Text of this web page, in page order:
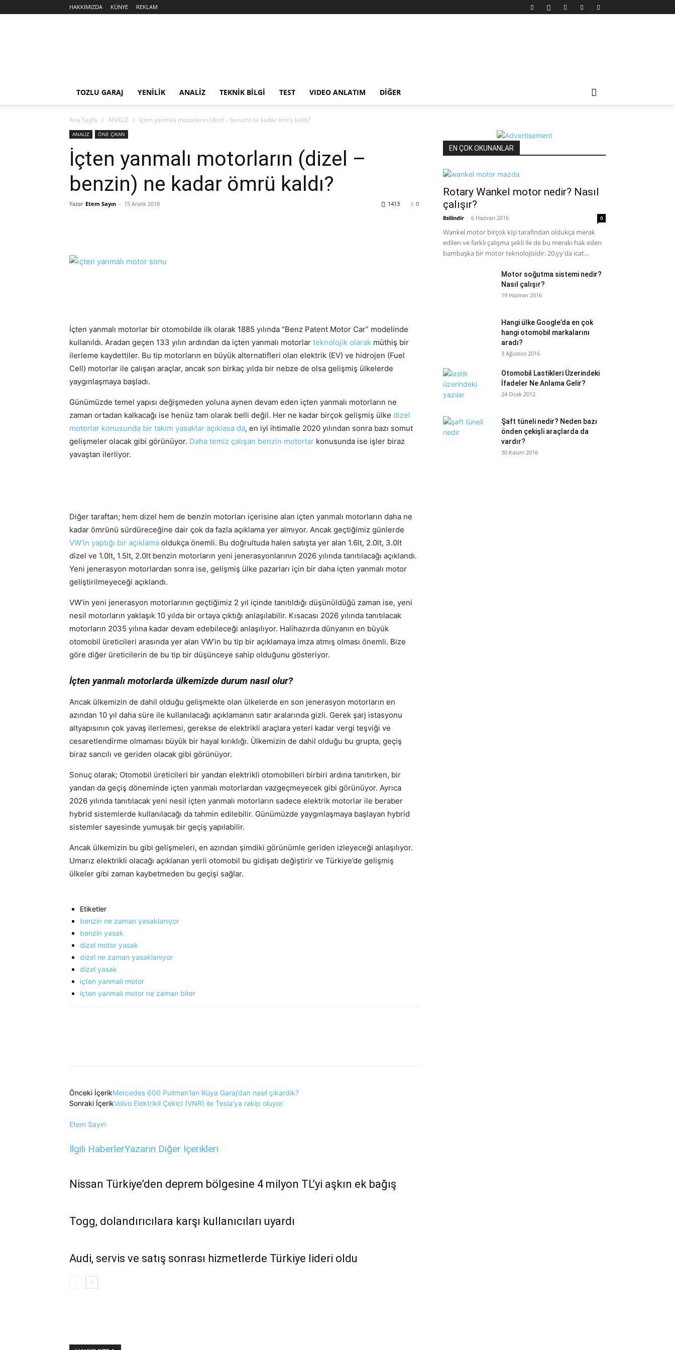
HAKKIMIZDA KÜNYE REKLAM
TOZLU GARAJ YENİLİK ANALİZ TEKNİK BİLGİ TEST VIDEO ANLATIM DİĞER
Ana Sayfa ANALİZ İçten yanmalı motorların (dizel – benzin) ne kadar ömrü kaldı?
ANALİZ ÖNE ÇIKAN
İçten yanmalı motorların (dizel –
benzin) ne kadar ömrü kaldı?
Yazar Etem Sayın - 15 Aralık 2018 0
1413
İçten yanmalı motorlar bir otomobilde ilk olarak 1885 yılında “Benz Patent Motor Car” modelinde
kullanıldı. Aradan geçen 133 yılın ardından da içten yanmalı motorlar teknolojik olarak müthiş bir
ilerleme kaydettiler. Bu tip motorların en büyük alternatifleri olan elektrik (EV) ve hidrojen (Fuel
Cell) motorlar ile çalışan araçlar, ancak son birkaç yılda bir nebze de olsa gelişmiş ülkelerde
yaygınlaşmaya başladı.
Günümüzde temel yapısı değişmeden yoluna aynen devam eden içten yanmalı motorların ne
zaman ortadan kalkacağı ise henüz tam olarak belli değil. Her ne kadar birçok gelişmiş ülke dizel
motorlar konusunda bir takım yasaklar açıklasa da, en iyi ihtimalle 2020 yılından sonra bazı somut
gelişmeler olacak gibi görünüyor. Daha temiz çalışan benzin motorlar konusunda ise işler biraz
yavaştan ilerliyor.
Diğer taraftan; hem dizel hem de benzin motorları içerisine alan içten yanmalı motorların daha ne
kadar ömrünü sürdüreceğine dair çok da fazla açıklama yer almıyor. Ancak geçtiğimiz günlerde
VW’in yaptığı bir açıklama oldukça önemli. Bu doğrultuda halen satışta yer alan 1.6lt, 2.0lt, 3.0lt
dizel ve 1.0lt, 1.5lt, 2.0lt benzin motorların yeni jenerasyonlarının 2026 yılında tanıtılacağı açıklandı.
Yeni jenerasyon motorlardan sonra ise, gelişmiş ülke pazarları için bir daha içten yanmalı motor
geliştirilmeyeceği açıklandı.
VW’in yeni jenerasyon motorlarının geçtiğimiz 2 yıl içinde tanıtıldığı düşünüldüğü zaman ise, yeni
nesil motorların yaklaşık 10 yılda bir ortaya çıktığı anlaşılabilir. Kısacası 2026 yılında tanıtılacak
motorların 2035 yılına kadar devam edebileceği anlaşılıyor. Halihazırda dünyanın en büyük
otomobil üreticileri arasında yer alan VW’in bu tip bir açıklamaya imza atmış olması önemli. Bize
göre diğer üreticilerin de bu tip bir düşünceye sahip olduğunu gösteriyor.
İçten yanmalı motorlarda ülkemizde durum nasıl olur?
Ancak ülkemizin de dahil olduğu gelişmekte olan ülkelerde en son jenerasyon motorların en
azından 10 yıl daha süre ile kullanılacağı açıklamanın satır aralarında gizli. Gerek şarj istasyonu
altyapısının çok yavaş ilerlemesi, gerekse de elektrikli araçlara yeteri kadar vergi teşviği ve
cesaretlendirme olmaması büyük bir hayal kırıklığı. Ülkemizin de dahil olduğu bu grupta, geçiş
biraz sancılı ve geriden olacak gibi görünüyor.
Sonuç olarak; Otomobil üreticileri bir yandan elektrikli otomobilleri birbiri ardına tanıtırken, bir
yandan da geçiş döneminde içten yanmalı motorlardan vazgeçmeyecek gibi görünüyor. Ayrıca
2026 yılında tanıtılacak yeni nesil içten yanmalı motorların sadece elektrik motorlar ile beraber
hybrid sistemlerde kullanılacağı da tahmin edilebilir. Günümüzde yaygınlaşmaya başlayan hybrid
sistemler sayesinde yumuşak bir geçiş yapılabilir.
Ancak ülkemizin bu gibi gelişmeleri, en azından şimdiki görünümle geriden izleyeceği anlaşılıyor.
Umarız elektrikli olacağı açıklanan yerli otomobil bu gidişatı değiştirir ve Türkiye’de gelişmiş
ülkeler gibi zaman kaybetmeden bu geçişi sağlar.
Etiketler
benzin ne zaman yasaklanıyor
benzin yasak
dizel motor yasak
dizel ne zaman yasaklanıyor
dizel yasak
içten yanmalı motor
içten yanmalı motor ne zaman biter
Önceki İçerikMercedes 600 Pullman’ları Rüya Garaj’dan nasıl çıkardık?
Sonraki İçerikVolvo Elektrikli Çekici (VNR) ile Tesla’ya rakip oluyor.
Etem Sayın
İlgili HaberlerYazarın Diğer İçerikleri
Nissan Türkiye’den deprem bölgesine 4 milyon TL’yi aşkın ek bağış
Togg, dolandırıcılara karşı kullanıcıları uyardı
Audi, servis ve satış sonrası hizmetlerde Türkiye lideri oldu
EN ÇOK OKUNANLAR
Rotary Wankel motor nedir? Nasıl
çalışır?
8silindir - 6 Haziran 2016 0
Wankel motor birçok kişi tarafından oldukça merak
edilen ve farklı çalışma şekli ile de bu merakı hak eden
bambaşka bir motor teknolojisidir. 20.yy'da icat...
Motor soğutma sistemi nedir?
Nasıl çalışır?
19 Haziran 2016
Hangi ülke Google’da en çok
hangi otomobil markalarını
aradı?
3 Ağustos 2016
Otomobil Lastikleri Üzerindeki
İfadeler Ne Anlama Gelir?
24 Ocak 2012
Şaft tüneli nedir? Neden bazı
önden çekişli araçlarda da
vardır?
30 Kasım 2016